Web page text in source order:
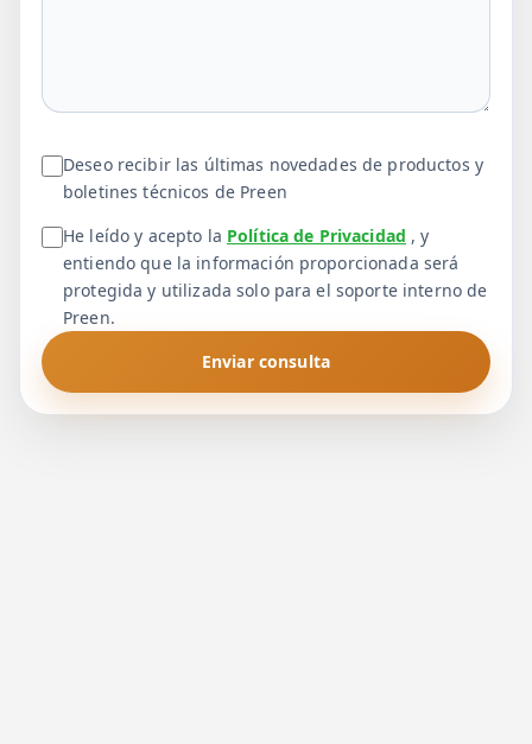
Deseo recibir las últimas novedades de productos y
boletines técnicos de Preen
He leído y acepto la Política de Privacidad , y
entiendo que la información proporcionada será
protegida y utilizada solo para el soporte interno de
Preen.
Enviar consulta